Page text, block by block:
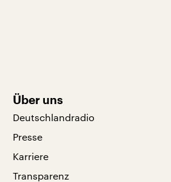
Über uns
Deutschlandradio
Presse
Karriere
Transparenz